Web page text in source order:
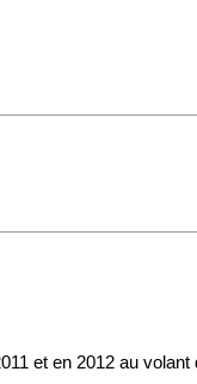
et en 2012 au